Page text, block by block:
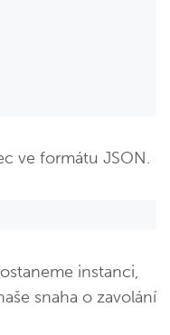
ve formátu JSON.
instanci,
snaha o zavolání